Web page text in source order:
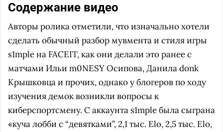
Содержание видео
Авторы ролика отметили, что изначально хотели
сделать обычный разбор мувмента и стиля игры
s1mple на FACEIT, как они делали это ранее с
матчами Ильи m0NESY Осипова, Данила donk
Крышковца и прочих, однако у блогеров по ходу
изучения демок возникли вопросы к
киберспортсмену. С аккаунта s1mple была сыграна
«куча лобби с “девятками”, 2,1 тыс. Elo, 2,5 тыс. Elo,